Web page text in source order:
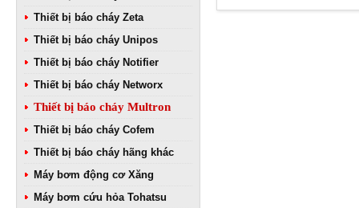
Thiết bị báo cháy Zeta
Thiết bị báo cháy Unipos
Thiết bị báo cháy Notifier
Thiết bị báo cháy Networx
Thiết bị báo cháy Multron
Thiết bị báo cháy Cofem
Thiết bị báo cháy hãng khác
Máy bơm động cơ Xăng
Máy bơm cứu hỏa Tohatsu